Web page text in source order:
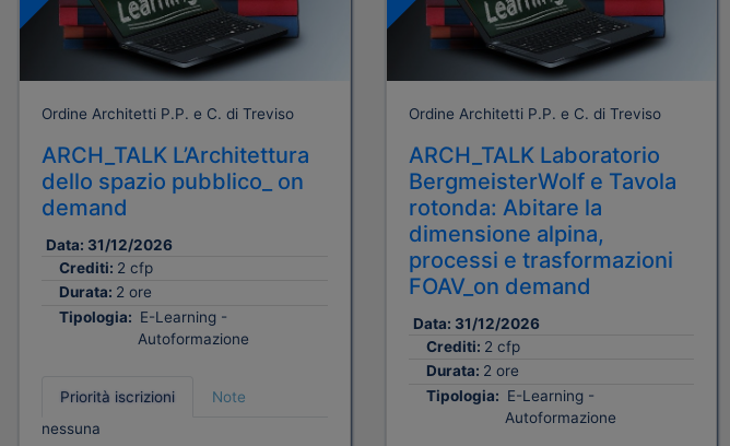
Ordine Architetti P.P. e C. di Treviso
ARCH_TALK L’Architettura
dello spazio pubblico_ on
demand
Data: 31/12/2026
Crediti: 2 cfp
Durata: 2 ore
Tipologia: E-Learning -
Autoformazione
Priorità iscrizioni
Note
nessuna
Ordine Architetti P.P. e C. di Treviso
ARCH_TALK Laboratorio
BergmeisterWolf e Tavola
rotonda: Abitare la
dimensione alpina,
processi e trasformazioni
FOAV_on demand
Data: 31/12/2026
Crediti: 2 cfp
Durata: 2 ore
Tipologia: E-Learning -
Autoformazione